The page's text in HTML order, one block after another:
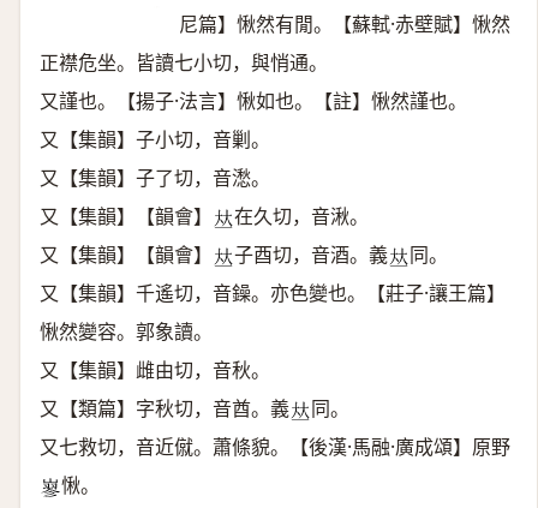
尼篇】愀然有閒。【蘇軾·赤壁賦】愀然
正襟危坐。皆讀七小切，與悄通。
又謹也。【揚子·法言】愀如也。【註】愀然謹也。
又【集韻】子小切，音剿。
又【集韻】子了切，音㵞。
又【集韻】【韻會】 𠀤在久切，音湫。
又【集韻】【韻會】 𠀤子酉切，音酒。義𠀤同。
又【集韻】千遙切，音鐰。亦色變也。【莊子·讓王篇】
愀然變容。郭象讀。
又【集韻】雌由切，音秋。
又【類篇】字秋切，音酋。義𠀤同。
又七救切，音近僦。蕭條貌。【後漢·馬融·廣成頌】原野
𡻪 愀。